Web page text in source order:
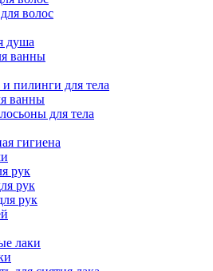
волос
душа
ванны
пилинги для тела
ванны
для тела
гигиена
рук
рук
рук
лаки